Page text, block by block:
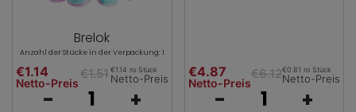
Brelok
Anzahl der Stücke in der Verpackung: 1
€1.14
Netto-Preis
€1.51 €1.14 ro Stück
Netto-Preis
- +
€4.87
Netto-Preis
€6.12€0.81 ro Stück
Netto-Preis
- +